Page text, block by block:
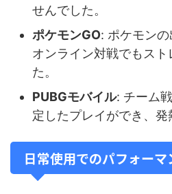
せんでした。
ポケモンGO: ポケモンの
オンライン対戦でもス
た。
PUBGモバイル: チーム
定したプレイができ、発
日常使用でのパフォーマ